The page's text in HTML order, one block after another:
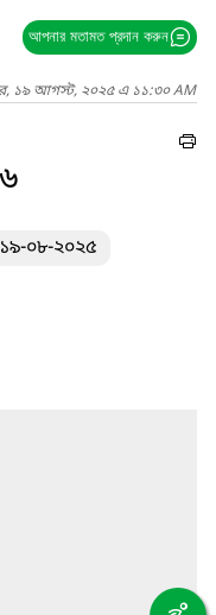
আপনার মতামত প্রদান করুন
১৯ আগস্ট, ২০২৫ এ ১১:৩০ AM
০৮-২০২৫